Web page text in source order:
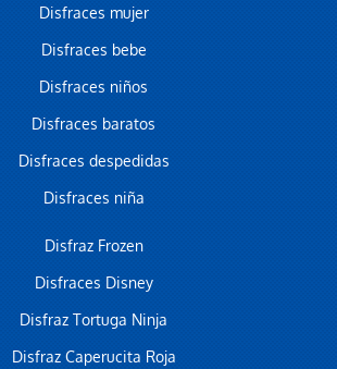
Disfraces mujer
Disfraces bebe
Disfraces niños
Disfraces baratos
Disfraces despedidas
Disfraces niña
Disfraz Frozen
Disfraces Disney
Disfraz Tortuga Ninja
Disfraz Caperucita Roja